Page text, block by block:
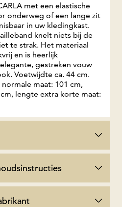
met een elastische
onderweg of een lange zit
in uw kledingkast.
knelt niets bij de
te strak. Het materiaal
en is heerlijk
gestreken vouw
Voetwijdte ca. 44 cm.
maat: 101 cm,
lengte extra korte maat: